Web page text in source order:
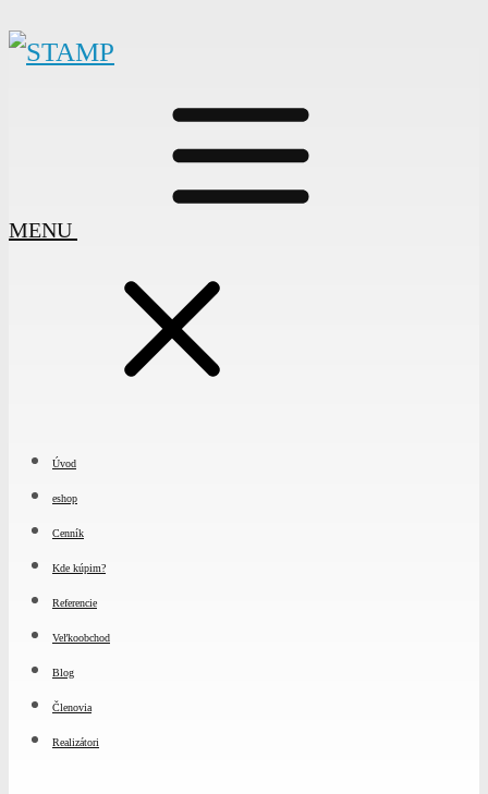
MENU
Úvod
eshop
Cenník
Kde kúpim?
Referencie
Veľkoobchod
Blog
Členovia
Realizátori